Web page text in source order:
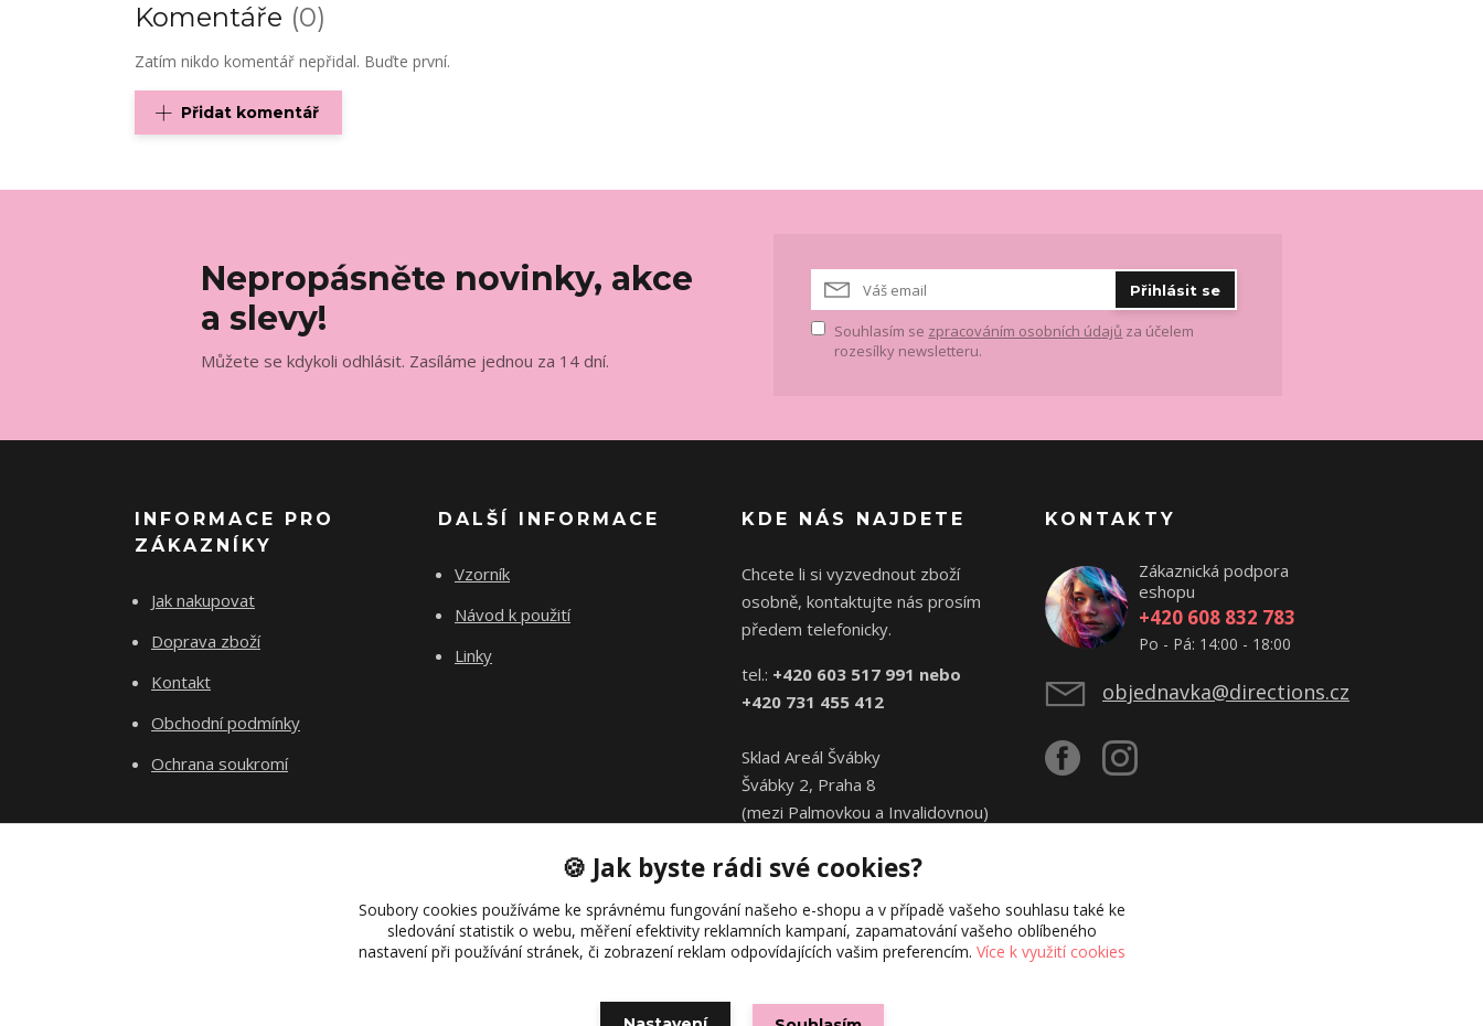
Komentáře 0
Zatím nikdo komentář nepřidal. Buďte první.
Přidat komentář
Nepropásněte novinky, akce
a slevy!
Můžete se kdykoli odhlásit. Zasíláme jednou za 14 dní.
Přihlásit se
Souhlasím se zpracováním osobních údajů za účelem
rozesílky newsletteru.
INFORMACE PRO
ZÁKAZNÍKY
Jak nakupovat
Doprava zboží
Kontakt
Obchodní podmínky
Ochrana soukromí
DALŠÍ INFORMACE
Vzorník
Návod k použití
Linky
KDE NÁS NAJDETE
Chcete li si vyzvednout zboží
osobně, kontaktujte nás prosím
předem telefonicky.
tel.: +420 603 517 991 nebo
+420 731 455 412
Sklad Areál Švábky
Švábky 2, Praha 8
(mezi Palmovkou a Invalidovnou)
KONTAKTY
Zákaznická podpora
eshopu
+420 608 832 783
Po - Pá: 14:00 - 18:00
objednavka@directions.cz
© Directions.cz
Vytvořeno na
Eshop-rychle.cz
🍪 Jak byste rádi své cookies?
Soubory cookies používáme ke správnému fungování našeho e-shopu a v případě vašeho souhlasu také ke
sledování statistik o webu, měření efektivity reklamních kampaní, zapamatování vašeho oblíbeného
nastavení při používání stránek, či zobrazení reklam odpovídajících vašim preferencím. Více k využití cookies